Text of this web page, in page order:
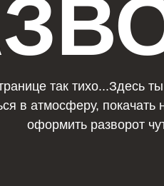
так тихо...Здесь ты можешь
покачать на качели